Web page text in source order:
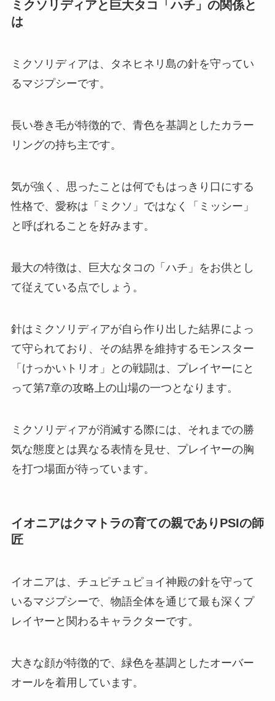
ミクソリディアと巨大タコ「ハチ」の関係と
は
ミクソリディアは、タネヒネリ島の針を守ってい
るマジプシーです。
長い巻き毛が特徴的で、青色を基調としたカラー
リングの持ち主です。
気が強く、思ったことは何でもはっきり口にする
性格で、愛称は「ミクソ」ではなく「ミッシー」
と呼ばれることを好みます。
最大の特徴は、巨大なタコの「ハチ」をお供とし
て従えている点でしょう。
針はミクソリディアが自ら作り出した結界によっ
て守られており、その結界を維持するモンスター
「けっかいトリオ」との戦闘は、プレイヤーにと
って第7章の攻略上の山場の一つとなります。
ミクソリディアが消滅する際には、それまでの勝
気な態度とは異なる表情を見せ、プレイヤーの胸
を打つ場面が待っています。
イオニアはクマトラの育ての親でありPSIの師
匠
イオニアは、チュピチュピョイ神殿の針を守って
いるマジプシーで、物語全体を通じて最も深くプ
レイヤーと関わるキャラクターです。
大きな顔が特徴的で、緑色を基調としたオーバー
オールを着用しています。